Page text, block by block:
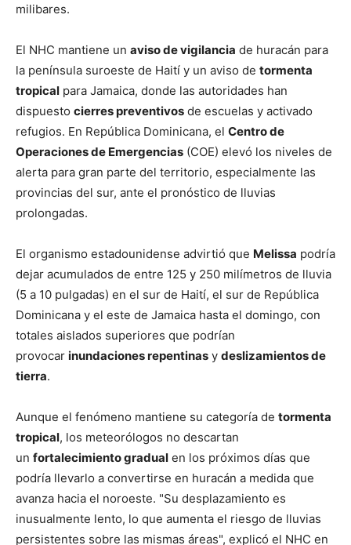
milibares.
El NHC mantiene un aviso de vigilancia de huracán para
la península suroeste de Haití y un aviso de tormenta
tropical para Jamaica, donde las autoridades han
dispuesto cierres preventivos de escuelas y activado
refugios. En República Dominicana, el Centro de
Operaciones de Emergencias (COE) elevó los niveles de
alerta para gran parte del territorio, especialmente las
provincias del sur, ante el pronóstico de lluvias
prolongadas.
El organismo estadounidense advirtió que Melissa podría
dejar acumulados de entre 125 y 250 milímetros de lluvia
(5 a 10 pulgadas) en el sur de Haití, el sur de República
Dominicana y el este de Jamaica hasta el domingo, con
totales aislados superiores que podrían
provocar inundaciones repentinas y deslizamientos de
tierra.
Aunque el fenómeno mantiene su categoría de tormenta
tropical, los meteorólogos no descartan
un fortalecimiento gradual en los próximos días que
podría llevarlo a convertirse en huracán a medida que
avanza hacia el noroeste. "Su desplazamiento es
inusualmente lento, lo que aumenta el riesgo de lluvias
persistentes sobre las mismas áreas", explicó el NHC en